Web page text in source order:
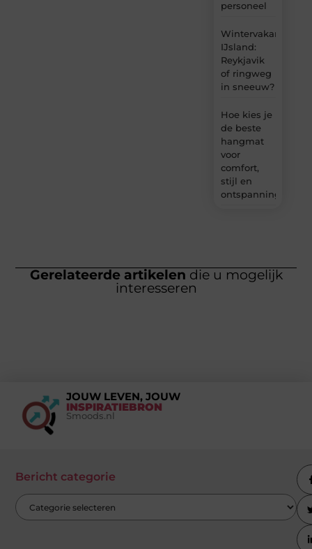
personeel
Wintervakantie
IJsland:
Reykjavik
of ringweg
in sneeuw?
Hoe kies je
de beste
hangmat
voor
comfort,
stijl en
ontspanning?
Gerelateerde artikelen die u mogelijk
interesseren
JOUW LEVEN, JOUW
INSPIRATIEBRON
Smoods.nl
Bericht categorie